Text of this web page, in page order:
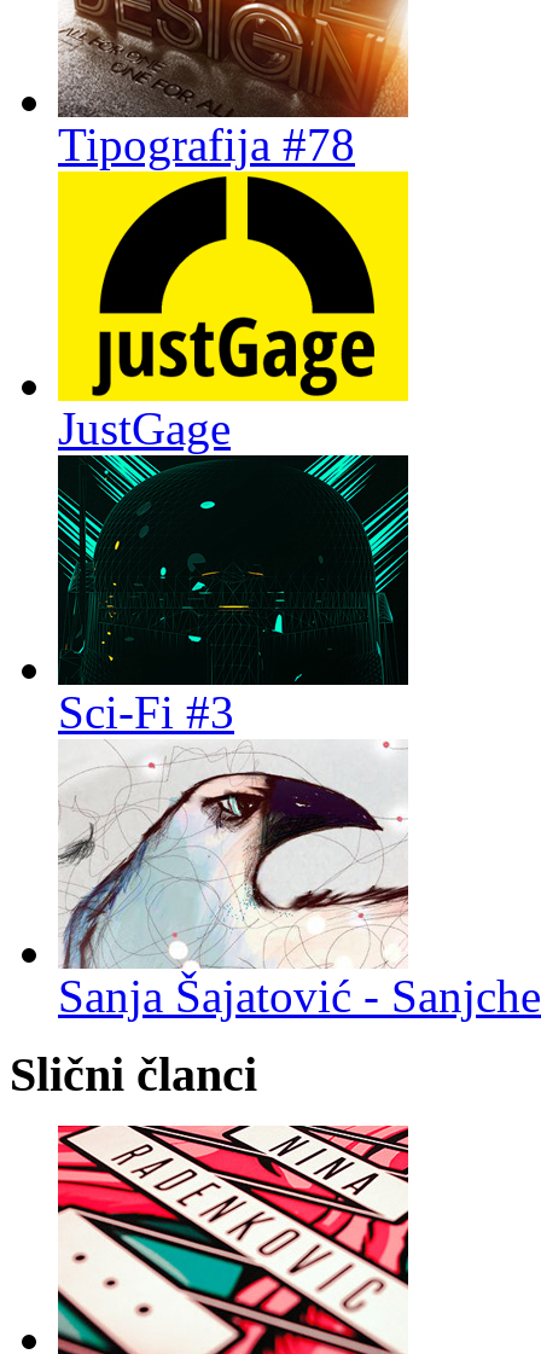
Tipografija #78
JustGage
Sci-Fi #3
Sanja Šajatović -
Slični članci